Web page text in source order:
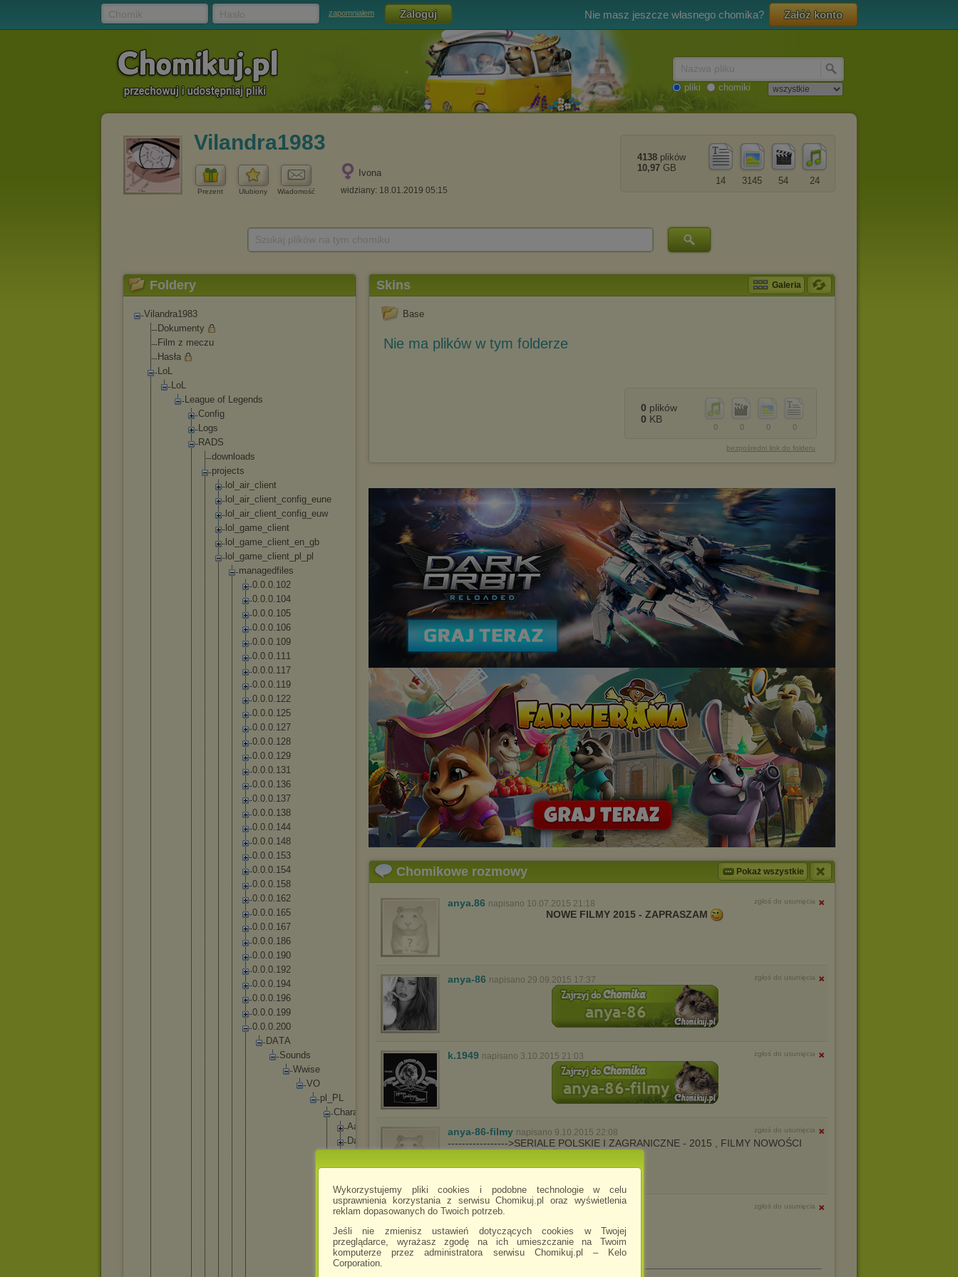
Wykorzystujemy pliki cookies i podobne technologie w celu
usprawnienia korzystania z serwisu Chomikuj.pl oraz wyświetlenia
reklam dopasowanych do Twoich potrzeb.
Jeśli nie zmienisz ustawień dotyczących cookies w Twojej
przeglądarce, wyrażasz zgodę na ich umieszczanie na Twoim
komputerze przez administratora serwisu Chomikuj.pl – Kelo
Corporation.
zapomniałem Nie masz jeszcze własnego chomika? Załóż konto
pliki chomiki
Vilandra1983
Prezent Ulubiony Wiadomość
Ivona
widziany: 18.01.2019 05:15
24
54
3145
14
4138 plików
10,97 GB
Foldery
Vilandra1983
Dokumenty
Film z meczu
Hasła
LoL
LoL
League of Legends
Config
Logs
RADS
downl oads
projects
lo
air_ cl ient
lo
air_ cl ient _config_ eune
lo
air_ cl ient _config_ euw
lo
game _c lient
lo
game _c lient_ en _gb
lo
game _c lient_ pl _p
managedfi es
0.0.0.102
0.0.0.104
0.0.0.105
0.0.0.106
0.0.0.109
0.0.0.111
0.0.0.117
0.0.0.119
0.0.0.122
0.0.0.125
0.0.0.127
0.0.0.128
0.0.0.129
0.0.0.131
0.0.0.136
0.0.0.137
0.0.0.138
0.0.0.144
0.0.0.148
0.0.0.153
0.0.0.154
0.0.0.158
0.0.0.162
0.0.0.165
0.0.0.167
0.0.0.186
0.0.0.190
0.0.0.192
0.0.0.194
0.0.0.196
0.0.0.199
0.0.0.200
DATA
Sounds
Wwise
VO
p
P L
Chara
Aa
Da
m
Karthus
Kay e
x
N
ctur
e
Rumble
Shaco
Skins Galeria
Base
Nie ma plików w tym folderze
0
0
0
0
0 plików
0 KB
bezpośredni link do folderu
Chomikowe rozmowy Pokaż wszystkie
anya.86 napisano 10.07.2015 21:18 zgłoś do usunięcia
NOWE FILMY 2015 - ZAPRASZAM
anya-86 napisano 29.09.2015 17:37 zgłoś do usunięcia
k.1949 napisano 3.10.2015 21:03 zgłoś do usunięcia
anya-86-filmy napisano 9.10.2015 22:08 zgłoś do usunięcia
----------------->SERIALE POLSKIE I ZAGRANICZNE - 2015 , FILMY NOWOŚCI
wert4y78uytrew napisano 17.10.2015 21:22 zgłoś do usunięcia